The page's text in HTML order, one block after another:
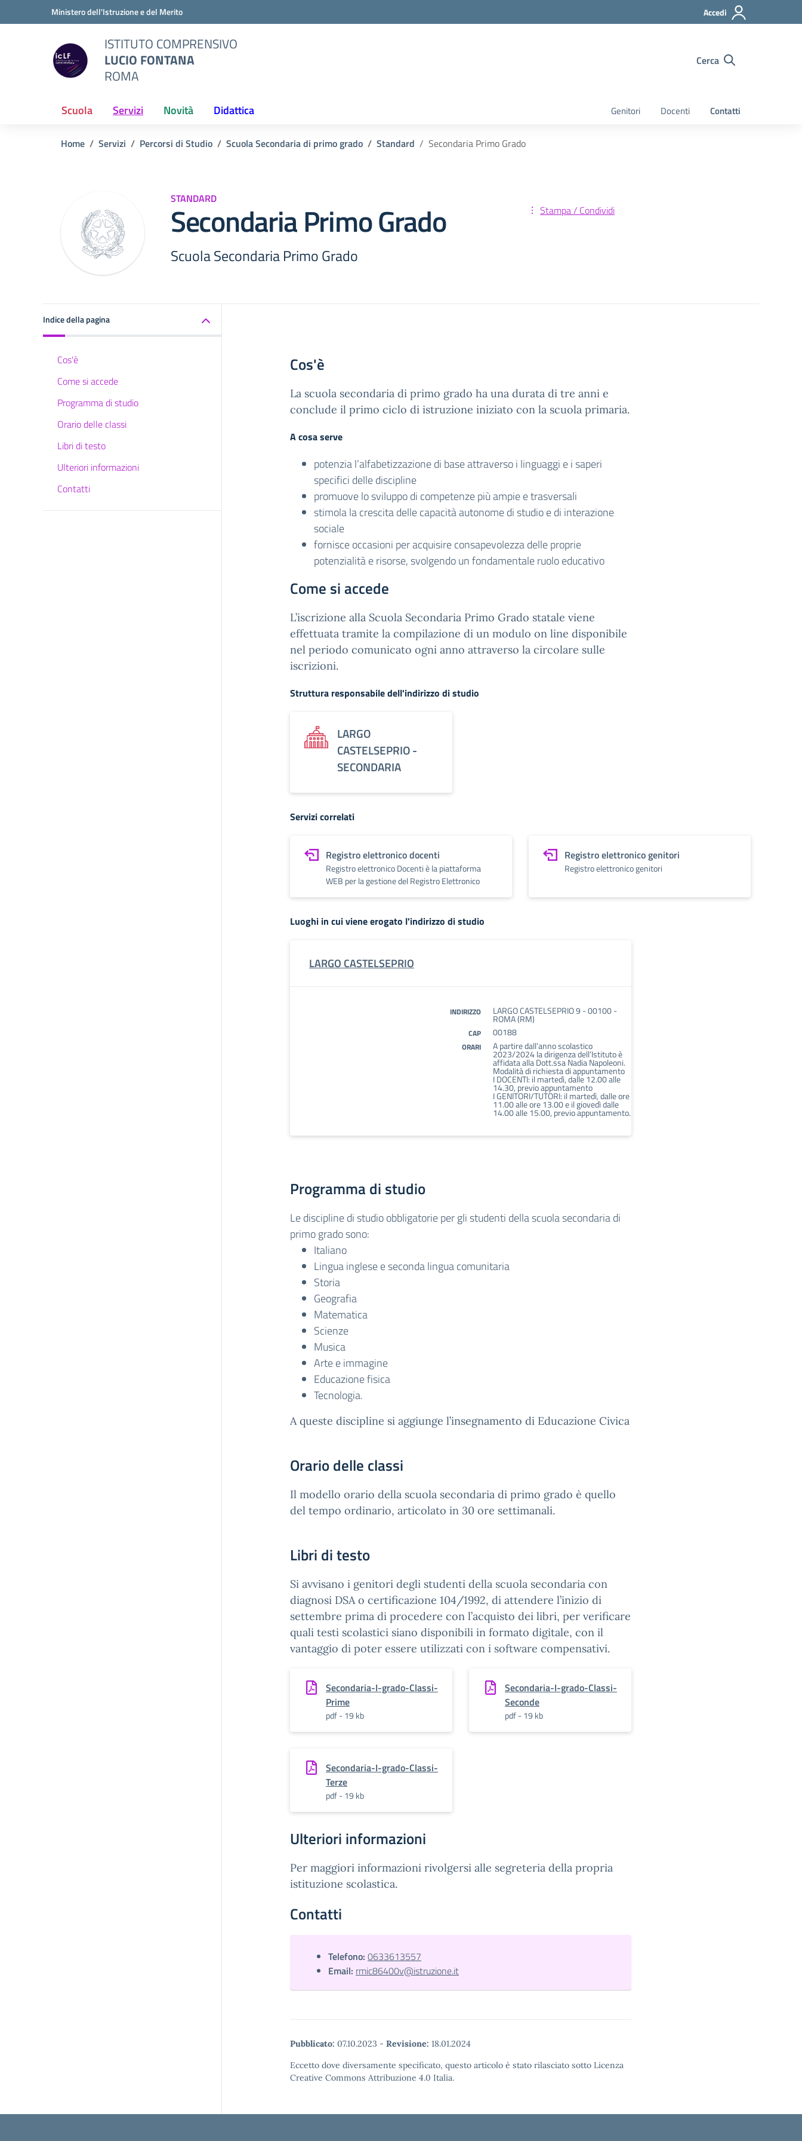
Vai ai contenuti
Vai al menu di navigazioneMinistero dell'Istruzione e del Merito Accedi
ISTITUTO COMPRENSIVO
LUCIO FONTANA
ROMA
Cerca
Scuola Servizi Novità Didattica Genitori Docenti Contatti
Home Servizi Percorsi di Studio Scuola Secondaria di primo grado Standard Secondaria Primo Grado
STANDARD
Secondaria Primo Grado
Scuola Secondaria Primo Grado
Stampa / Condividi
Indice della pagina
Cos'è
Come si accede
Programma di studio
Orario delle classi
Libri di testo
Ulteriori informazioni
Contatti
Cos'è
La scuola secondaria di primo grado ha una durata di tre anni e
conclude il primo ciclo di istruzione iniziato con la scuola primaria.
A cosa serve
potenzia l’alfabetizzazione di base attraverso i linguaggi e i saperi
specifici delle discipline
promuove lo sviluppo di competenze più ampie e trasversali
stimola la crescita delle capacità autonome di studio e di interazione
sociale
fornisce occasioni per acquisire consapevolezza delle proprie
potenzialità e risorse, svolgendo un fondamentale ruolo educativo
Come si accede
L’iscrizione alla Scuola Secondaria Primo Grado statale viene
effettuata tramite la compilazione di un modulo on line disponibile
nel periodo comunicato ogni anno attraverso la circolare sulle
iscrizioni.
Struttura responsabile dell'indirizzo di studio
LARGO
CASTELSEPRIO -
SECONDARIA
Servizi correlati
Registro elettronico docenti
Registro elettronico Docenti è la piattaforma
WEB per la gestione del Registro Elettronico
Registro elettronico genitori
Registro elettronico genitori
Luoghi in cui viene erogato l'indirizzo di studio
LARGO CASTELSEPRIO
INDIRIZZO LARGO CASTELSEPRIO 9 - 00100 -
ROMA (RM)
CAP 00188
ORARI A partire dall’anno scolastico
2023/2024 la dirigenza dell’Istituto è
affidata alla Dott.ssa Nadia Napoleoni.
Modalità di richiesta di appuntamento
I DOCENTI: il martedì, dalle 12.00 alle
14.30, previo appuntamento
I GENITORI/TUTORI: il martedì, dalle ore
11.00 alle ore 13.00 e il giovedì dalle
14.00 alle 15.00, previo appuntamento.
Programma di studio
Le discipline di studio obbligatorie per gli studenti della scuola secondaria di
primo grado sono:
Italiano
Lingua inglese e seconda lingua comunitaria
Storia
Geografia
Matematica
Scienze
Musica
Arte e immagine
Educazione fisica
Tecnologia.
A queste discipline si aggiunge l’insegnamento di Educazione Civica
Orario delle classi
Il modello orario della scuola secondaria di primo grado è quello
del tempo ordinario, articolato in 30 ore settimanali.
Libri di testo
Si avvisano i genitori degli studenti della scuola secondaria con
diagnosi DSA o certificazione 104/1992, di attendere l’inizio di
settembre prima di procedere con l’acquisto dei libri, per verificare
quali testi scolastici siano disponibili in formato digitale, con il
vantaggio di poter essere utilizzati con i software compensativi.
Secondaria-I-grado-Classi-
Prime
pdf - 19 kb
Secondaria-I-grado-Classi-
Seconde
pdf - 19 kb
Secondaria-I-grado-Classi-
Terze
pdf - 19 kb
Ulteriori informazioni
Per maggiori informazioni rivolgersi alle segreteria della propria
istituzione scolastica.
Contatti
Telefono: 0633613557
Email: rmic86400v@istruzione.it
Pubblicato: 07.10.2023 - Revisione: 18.01.2024
Eccetto dove diversamente specificato, questo articolo è stato rilasciato sotto Licenza
Creative Commons Attribuzione 4.0 Italia.